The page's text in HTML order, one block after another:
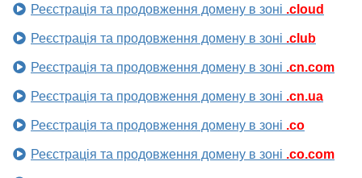
Реєстрація та продовження домену в зоні .cloud
Реєстрація та продовження домену в зоні .club
Реєстрація та продовження домену в зоні .cn.com
Реєстрація та продовження домену в зоні .cn.ua
Реєстрація та продовження домену в зоні .co
Реєстрація та продовження домену в зоні .co.com